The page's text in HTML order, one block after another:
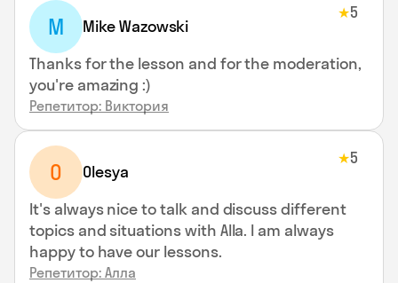
M Mike Wazowski
★5
Thanks for the lesson and for the moderation,
you're amazing :)
Репетитор: Виктория
O Olesya
★5
It's always nice to talk and discuss different
topics and situations with Alla. I am always
happy to have our lessons.
Репетитор: Алла